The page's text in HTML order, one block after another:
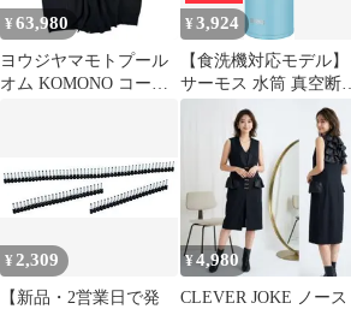
¥ 63,980
ヨウジヤマモトプール
オム KOMONO コート
¥3,924
【食洗機対応モデル】
サーモス 水筒 真空断熱
ケータイマグ 500ml ラ
イトブルー 本体もパー
ツもすべて食洗機対応
ワンタッチオープン ス
テンレス ボトル 保温保
冷 JOK-500 LB [ライト
ブルー] [単品] [500 ml]
¥ 2,309
【新品・2営業日で発
¥4,980
CLEVER JOKE ノース